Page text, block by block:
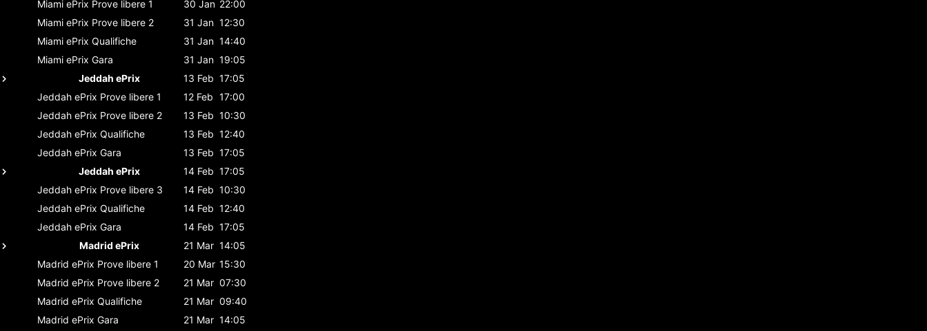
Miami ePrix Prove libere 1 30 Jan 22:00
Miami ePrix Prove libere 2 31 Jan 12:30
Miami ePrix Qualifiche 31 Jan 14:40
Miami ePrix Gara 31 Jan 19:05
Jeddah ePrix
13 Feb 17:05
Jeddah ePrix Prove libere 1 12 Feb 17:00
Jeddah ePrix Prove libere 2 13 Feb 10:30
Jeddah ePrix Qualifiche 13 Feb 12:40
Jeddah ePrix Gara 13 Feb 17:05
Jeddah ePrix
14 Feb 17:05
Jeddah ePrix Prove libere 3 14 Feb 10:30
Jeddah ePrix Qualifiche 14 Feb 12:40
Jeddah ePrix Gara 14 Feb 17:05
Madrid ePrix
21 Mar 14:05
Madrid ePrix Prove libere 1 20 Mar 15:30
Madrid ePrix Prove libere 2 21 Mar 07:30
Madrid ePrix Qualifiche 21 Mar 09:40
Madrid ePrix Gara 21 Mar 14:05